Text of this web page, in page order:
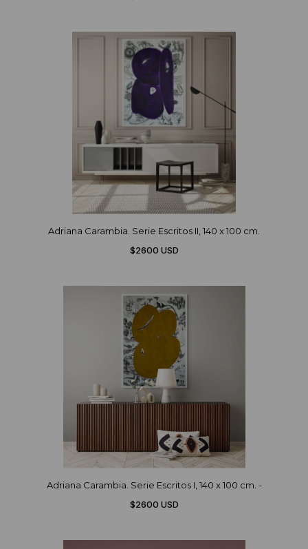
Adriana Carambia. Serie Escritos II, 140 x 100 cm.
$2600 USD
Adriana Carambia. Serie Escritos I, 140 x 100 cm. -
$2600 USD